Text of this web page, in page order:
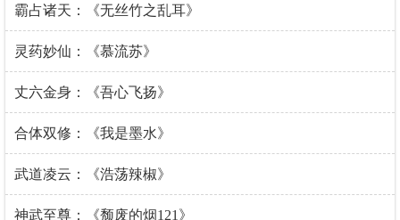
着我
霸占诸天：《无丝竹之乱耳》
灵药妙仙：《慕流苏》
丈六金身：《吾心飞扬》
合体双修：《我是墨水》
武道凌云：《浩荡辣椒》
神武至尊：《颓废的烟121》